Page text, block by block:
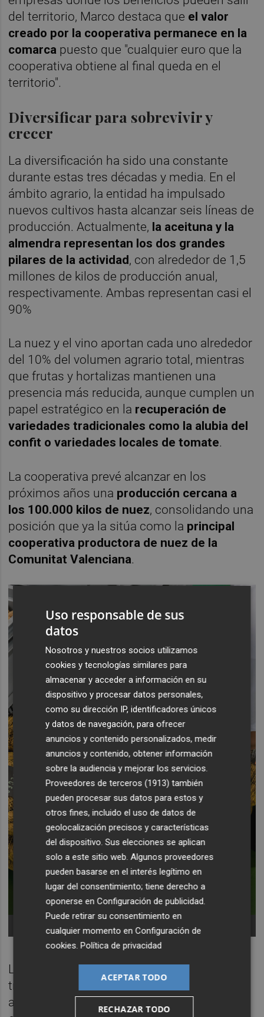
del territorio, Marco destaca que el valor
creado por la cooperativa permanece en la
comarca puesto que "cualquier euro que la
cooperativa obtiene al final queda en el
territorio".
Diversificar para sobrevivir y
crecer
La diversificación ha sido una constante
durante estas tres décadas y media. En el
ámbito agrario, la entidad ha impulsado
nuevos cultivos hasta alcanzar seis líneas de
producción. Actualmente, la aceituna y la
almendra representan los dos grandes
pilares de la actividad, con alrededor de 1,5
millones de kilos de producción anual,
respectivamente. Ambas representan casi el
90%
La nuez y el vino aportan cada uno alrededor
del 10% del volumen agrario total, mientras
que frutas y hortalizas mantienen una
presencia más reducida, aunque cumplen un
papel estratégico en la recuperación de
variedades tradicionales como la alubia del
confit o variedades locales de tomate.
La cooperativa prevé alcanzar en los
próximos años una producción cercana a
los 100.000 kilos de nuez, consolidando una
posición que ya la sitúa como la principal
cooperativa productora de nuez de la
Comunitat Valenciana.
Nueces de la Cooperativa de Viver.
La diversificación también ha llegado a la
transformación agroalimentaria. A partir del
aceite han surgido nuevas líneas de negocio
Uso responsable de sus
datos
Nosotros y nuestros socios utilizamos
cookies y tecnologías similares para
almacenar y acceder a información en su
dispositivo y procesar datos personales,
como su dirección IP, identificadores únicos
y datos de navegación, para ofrecer
anuncios y contenido personalizados, medir
anuncios y contenido, obtener información
sobre la audiencia y mejorar los servicios.
Proveedores de terceros (1913) también
pueden procesar sus datos para estos y
otros fines, incluido el uso de datos de
geolocalización precisos y características
del dispositivo. Sus elecciones se aplican
solo a este sitio web. Algunos proveedores
pueden basarse en el interés legítimo en
lugar del consentimiento; tiene derecho a
oponerse enConfiguración de publicidad.
Puede retirar su consentimiento en
cualquier momento enConfiguración de
cookies.Política de privacidad
ACEPTAR TODO
RECHAZAR TODO